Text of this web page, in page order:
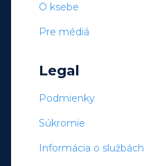
O ksebe
Pre médiá
Legal
Podmienky
Súkromie
Informácia o službách